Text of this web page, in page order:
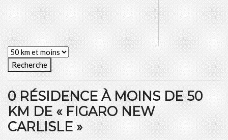
Recherche
0 RÉSIDENCE À MOINS DE 50
KM DE « FIGARO NEW
CARLISLE »